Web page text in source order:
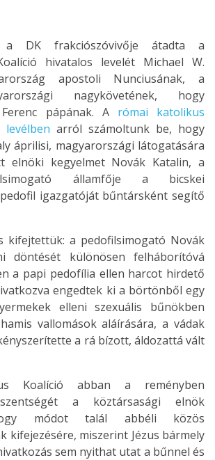
a DK frakciószóvivője átadta a
hivatalos levelét Michael W.
apostoli Nunciusának, a
nagykövetének, hogy
pápának. A római katolikus
arról számoltunk be, hogy
áprilisi, magyarországi látogatására
elnöki kegyelmet Novák Katalin, a
államfője a bicskei
igazgatóját bűntársként segítő
kifejtettük: a pedofilsimogató Novák
döntését különösen felháborítóvá
a papi pedofília ellen harcot hirdető
engedtek ki a börtönből egy
elleni szexuális bűnökben
vallomások aláírására, a vádak
a rá bízott, áldozattá vált
Koalíció abban a reményben
a köztársasági elnök
módot talál abbéli közös
kifejezésére, miszerint Jézus bármely
sem nyithat utat a bűnnel és